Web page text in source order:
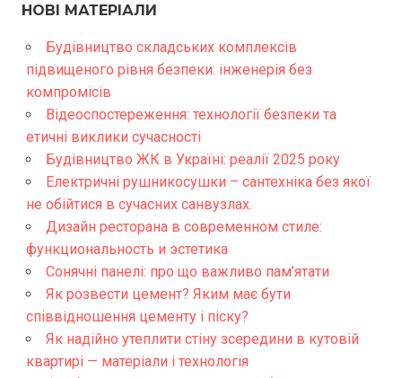
НОВІ МАТЕРІАЛИ
Будівництво складських комплексів
підвищеного рівня безпеки: інженерія без
компромісів
Відеоспостереження: технології безпеки та
етичні виклики сучасності
Будівництво ЖК в Україні: реалії 2025 року
Електричні рушникосушки – сантехніка без якої
не обійтися в сучасних санвузлах.
Дизайн ресторана в современном стиле:
функциональность и эстетика
Сонячні панелі: про що важливо пам’ятати
Як розвести цемент? Яким має бути
співвідношення цементу і піску?
Як надійно утеплити стіну зсередини в кутовій
квартирі — матеріали і технологія